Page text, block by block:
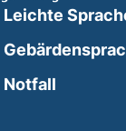
window)
Leichte
Notfall